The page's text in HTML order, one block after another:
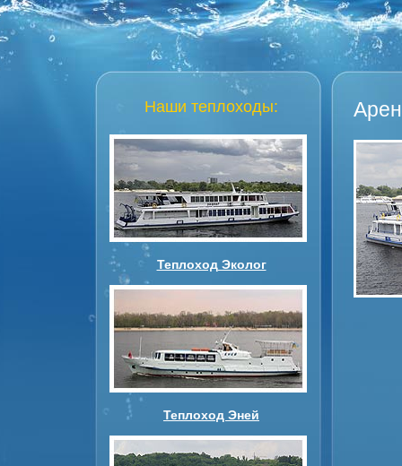
Наши теплоходы:
Теплоход Эколог
Теплоход Эней